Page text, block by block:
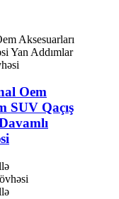
Oem
SUV Qaçış